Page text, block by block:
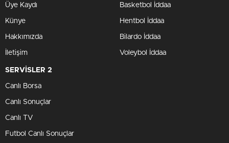
Üye Kaydı
Künye
Hakkımızda
İletişim
Basketbol İddaa
Hentbol İddaa
Bilardo İddaa
Voleybol İddaa
SERVİSLER 2
Canlı Borsa
Canlı Sonuçlar
Canlı TV
Futbol Canlı Sonuçlar